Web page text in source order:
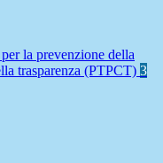
la prevenzione della
trasparenza (PTPCT) 3